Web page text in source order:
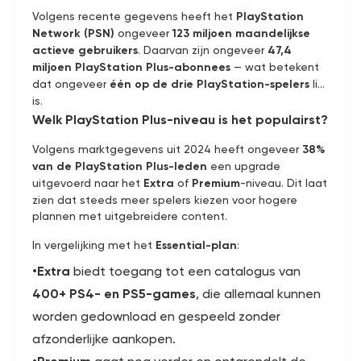
Volgens recente gegevens heeft het PlayStation
Network (PSN) ongeveer123 miljoen maandelijkse
actieve gebruikers. Daarvan zijn ongeveer 47,4
miljoen PlayStation Plus-abonnees — wat betekent
dat ongeveer één op de drie PlayStation-spelers lid
is.
Welk PlayStation Plus-niveau is het populairst?
Volgens marktgegevens uit 2024 heeft ongeveer 38%
van de PlayStation Plus-leden een upgrade
uitgevoerd naar het Extra of Premium-niveau. Dit laat
zien dat steeds meer spelers kiezen voor hogere
plannen met uitgebreidere content.
In vergelijking met het Essential-plan:
•Extra biedt toegang tot een catalogus van
400+ PS4- en PS5-games, die allemaal kunnen
worden gedownload en gespeeld zonder
afzonderlijke aankopen.